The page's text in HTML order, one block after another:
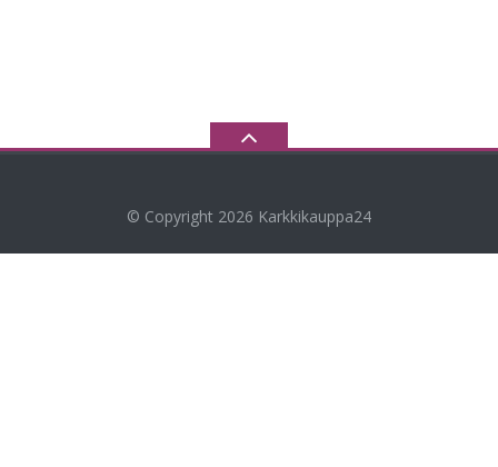
© Copyright 2026 Karkkikauppa24